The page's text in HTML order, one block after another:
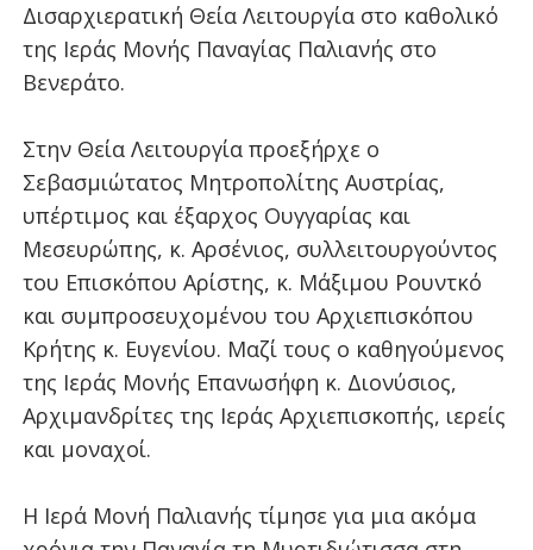
Δισαρχιερατική Θεία Λειτουργία στο καθολικό
της Ιεράς Μονής Παναγίας Παλιανής στο
Βενεράτο.
Στην Θεία Λειτουργία προεξήρχε ο
Σεβασμιώτατος Μητροπολίτης Αυστρίας,
υπέρτιμος και έξαρχος Ουγγαρίας και
Μεσευρώπης, κ. Αρσένιος, συλλειτουργούντος
του Επισκόπου Αρίστης, κ. Μάξιμου Ρουντκό
και συμπροσευχομένου του Αρχιεπισκόπου
Κρήτης κ. Ευγενίου. Μαζί τους ο καθηγούμενος
της Ιεράς Μονής Επανωσήφη κ. Διονύσιος,
Αρχιμανδρίτες της Ιεράς Αρχιεπισκοπής, ιερείς
και μοναχοί.
Η Ιερά Μονή Παλιανής τίμησε για μια ακόμα